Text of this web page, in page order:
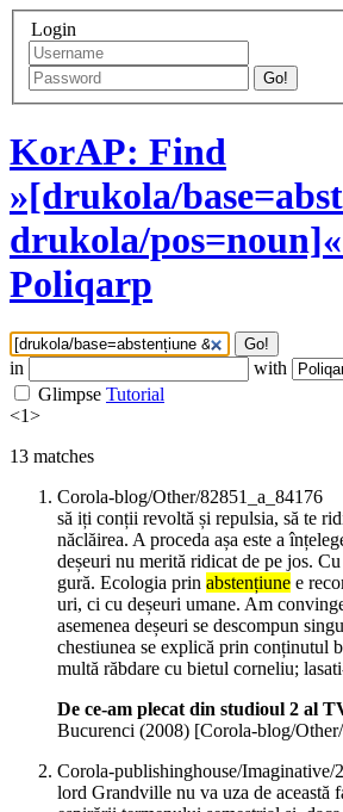
Login
Go!
KorAP: Find
»[drukola/
drukola/
Poliqarp
Go!
in
with
Glimpse Tutorial
<1>
13 matches
Corola-blog/Other/82851_a_84176
să iți conții revoltă și repulsia, să te
năclăirea. A proceda așa este a
deșeuri nu merită ridicat de pe jos.
gură. Ecologia prin abstențiune e
uri, ci cu deșeuri umane. Am
asemenea deșeuri se descompun
chestiunea se explică prin conținutul
multă răbdare cu bietul corneliu;
De ce-am plecat din studioul 2 al
Bucurenci (2008) [Corola-blog/
Corola-publishinghouse/Imaginative/
lord Grandville nu va uza de această